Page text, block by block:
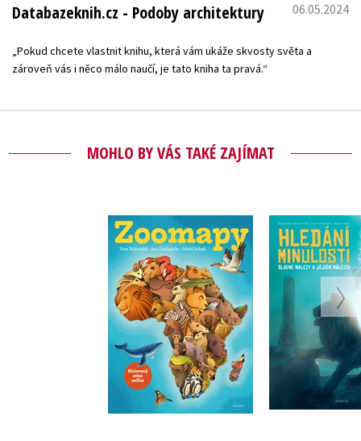
Databazeknih.cz - Podoby architektury
06.05.2024
„Pokud chcete vlastnit knihu, která vám ukáže skvosty světa a
zároveň vás i něco málo naučí, je tato kniha ta pravá.“
MOHLO BY VÁS TAKÉ ZAJÍMAT
Zoomapy: Malovaný
atlas zvířat
Tom Velčovský
Do košíku
329 Kč
263 Kč
Hledání
Štěpánka
,
Tom
Do
263 Kč